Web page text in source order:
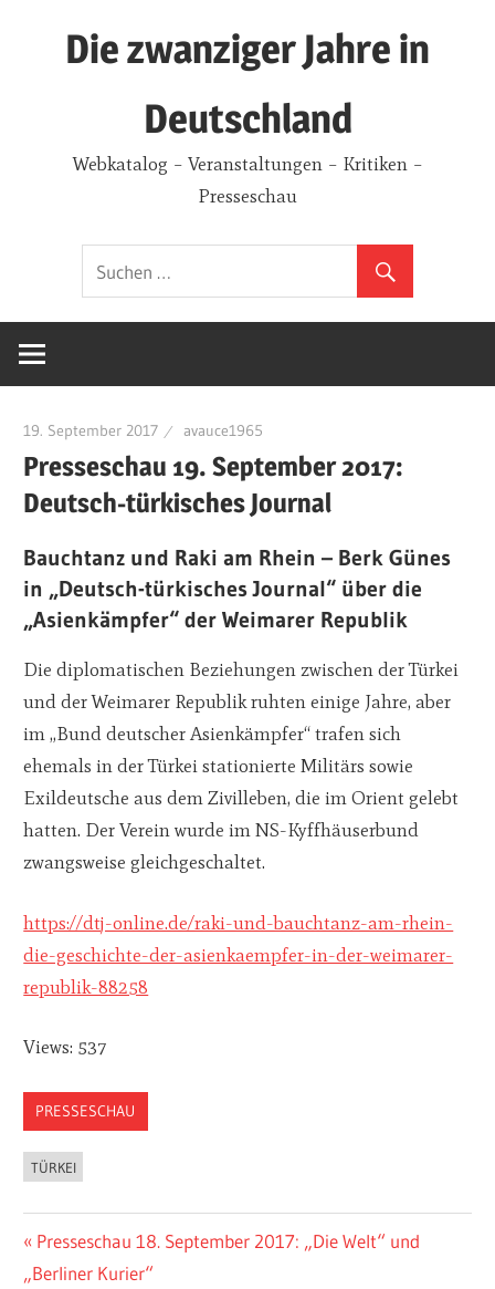
Die zwanziger Jahre in
Deutschland
Webkatalog – Veranstaltungen – Kritiken –
Presseschau
19. September 2017 avauce1965
Presseschau 19. September 2017:
Deutsch-türkisches Journal
Bauchtanz und Raki am Rhein – Berk Günes
in „Deutsch-türkisches Journal“ über die
„Asienkämpfer“ der Weimarer Republik
Die diplomatischen Beziehungen zwischen der Türkei
und der Weimarer Republik ruhten einige Jahre, aber
im „Bund deutscher Asienkämpfer“ trafen sich
ehemals in der Türkei stationierte Militärs sowie
Exildeutsche aus dem Zivilleben, die im Orient gelebt
hatten. Der Verein wurde im NS-Kyffhäuserbund
zwangsweise gleichgeschaltet.
https://dtj-online.de/raki-und-bauchtanz-am-rhein-
die-geschichte-der-asienkaempfer-in-der-weimarer-
republik-88258
Views: 537
PRESSESCHAU
TÜRKEI
Beitragsnavigation
Vorheriger
Beitrag:
Presseschau 18. September 2017: „Die Welt“ und
„Berliner Kurier“